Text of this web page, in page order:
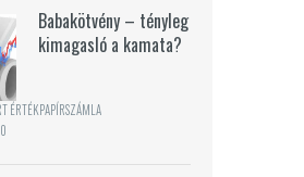
Babakötvény – tényleg
kimagasló a kamata?
ÉRTÉKPAPÍRSZÁMLA
0